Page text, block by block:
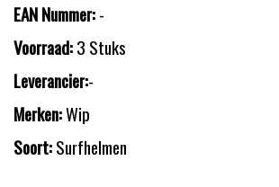
EAN Nummer:-
Voorraad:3 Stuks
Leverancier:-
Merken:Wip
Soort:Surfhelmen